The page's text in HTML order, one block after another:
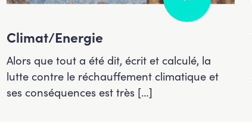
Climat/Energie
Alors que tout a été dit, écrit et calculé, la
lutte contre le réchauffement climatique et
ses conséquences est très […]